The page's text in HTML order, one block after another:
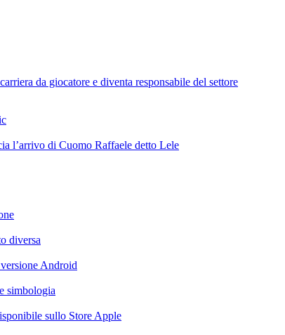
da giocatore e diventa responsabile del settore
l’arrivo di Cuomo Raffaele detto Lele
diversa
Android
simbologia
sullo Store Apple